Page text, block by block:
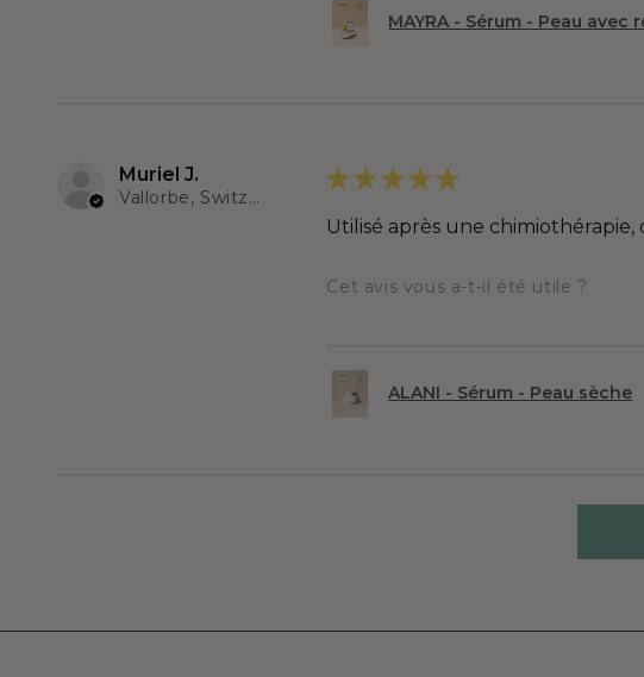
MAYRA - Sérum - Peau avec
Muriel J.
Vallorbe, Switzerland
★ ★ ★ ★ ★
Utilisé après une
Cet avis vous a-t-il été utile ?
ALANI - Sérum - Peau sèche